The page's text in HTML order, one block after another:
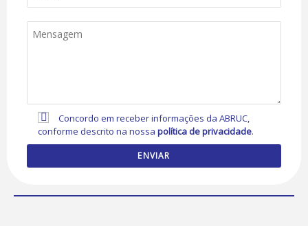
Concordo em receber informações da ABRUC,
conforme descrito na nossapolítica de privacidade.